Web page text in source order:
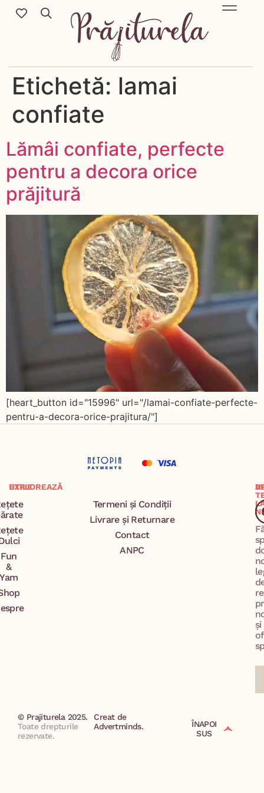
Etichetă: lamai
confiate
Lămâi confiate, perfecte
pentru a decora orice
prăjitură
[heart_button id="15996" url="/lamai-confiate-perfecte-
pentru-a-decora-orice-prajitura/"]
EXPLOREAZĂ
Fun
&
Yam
UTILE
Termeni și Condiții
Livrare și Returnare
Contact
ANPC
și
© Prajiturela 2025.
Toate drepturile
rezervate.
Creat de
Advertminds.
ÎNAPOI
SUS